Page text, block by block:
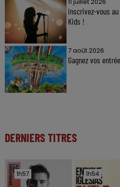
Inscrivez-vous
Kids !
7 août 2026
Gagnez vos
DERNIERS TITRES
1h57
1h57 1h54
1h54